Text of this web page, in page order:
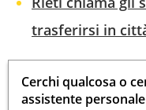
trasferirsi in
Cerchi qualcosa o
assistente